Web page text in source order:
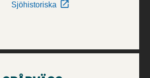
Sjöhistoriska